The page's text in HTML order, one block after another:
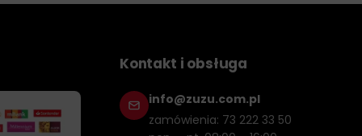
Kontakt i obsługa
info@zuzu.com.pl
zamówienia: 73 222 33 50